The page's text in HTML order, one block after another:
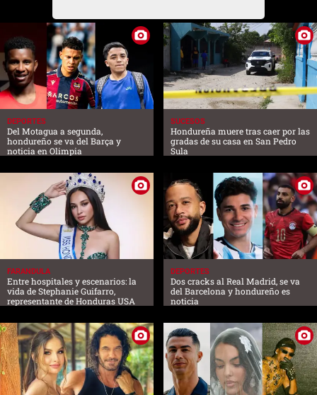
DEPORTES
Del Motagua a segunda,
hondureño se va del Barça y
noticia en Olimpia
SUCESOS
Hondureña muere tras caer por las
gradas de su casa en San Pedro
Sula
FARANDULA
Entre hospitales y escenarios: la
vida de Stephanie Guifarro,
representante de Honduras USA
DEPORTES
Dos cracks al Real Madrid, se va
del Barcelona y hondureño es
noticia